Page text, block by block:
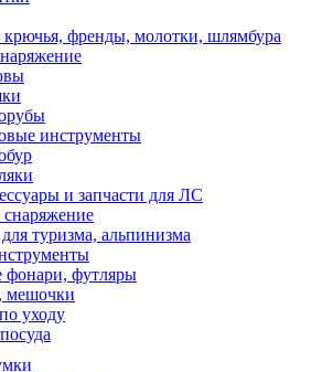
френды, молотки, шлямбура
инструменты
и запчасти для ЛС
туризма, альпинизма
фонари, футляры
мешочки
уходу